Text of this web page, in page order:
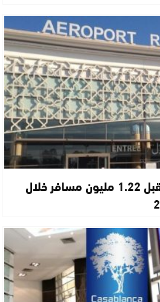
مطار الرباط-سلا يستقبل 1.22 مليون مسافر خلال